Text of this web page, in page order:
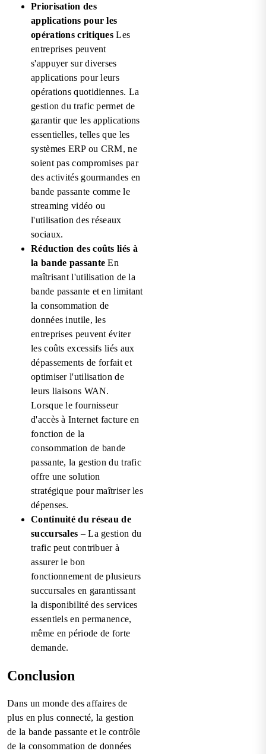
Priorisation des
applications pour les
opérations critiques Les
entreprises peuvent
s'appuyer sur diverses
applications pour leurs
opérations quotidiennes. La
gestion du trafic permet de
garantir que les applications
essentielles, telles que les
systèmes ERP ou CRM, ne
soient pas compromises par
des activités gourmandes en
bande passante comme le
streaming vidéo ou
l'utilisation des réseaux
sociaux.
Réduction des coûts liés à
la bande passante En
maîtrisant l'utilisation de la
bande passante et en limitant
la consommation de
données inutile, les
entreprises peuvent éviter
les coûts excessifs liés aux
dépassements de forfait et
optimiser l'utilisation de
leurs liaisons WAN.
Lorsque le fournisseur
d'accès à Internet facture en
fonction de la
consommation de bande
passante, la gestion du trafic
offre une solution
stratégique pour maîtriser les
dépenses.
Continuité du réseau de
succursales – La gestion du
trafic peut contribuer à
assurer le bon
fonctionnement de plusieurs
succursales en garantissant
la disponibilité des services
essentiels en permanence,
même en période de forte
demande.
Conclusion
Dans un monde des affaires de
plus en plus connecté, la gestion
de la bande passante et le contrôle
de la consommation de données